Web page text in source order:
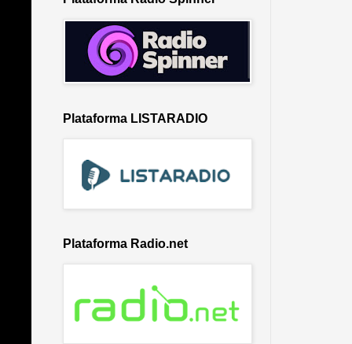
Plataforma LISTARADIO
Plataforma Radio.net